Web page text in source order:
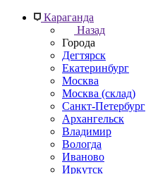
Караганда
Назад
Города
Дегтярск
Екатеринбург
Москва
Москва (склад)
Санкт-Петербург
Архангельск
Владимир
Вологда
Иваново
Иркутск